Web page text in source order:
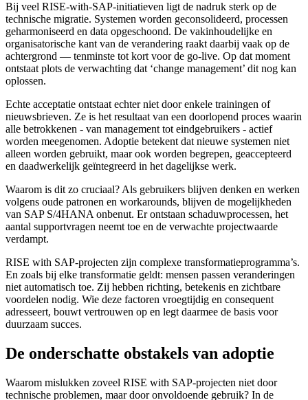
Bij veel RISE-with-SAP-initiatieven ligt de nadruk sterk op de
technische migratie. Systemen worden geconsolideerd, processen
geharmoniseerd en data opgeschoond. De vakinhoudelijke en
organisatorische kant van de verandering raakt daarbij vaak op de
achtergrond — tenminste tot kort voor de go-live. Op dat moment
ontstaat plots de verwachting dat ‘change management’ dit nog kan
oplossen.
Echte acceptatie ontstaat echter niet door enkele trainingen of
nieuwsbrieven. Ze is het resultaat van een doorlopend proces waarin
alle betrokkenen - van management tot eindgebruikers - actief
worden meegenomen. Adoptie betekent dat nieuwe systemen niet
alleen worden gebruikt, maar ook worden begrepen, geaccepteerd
en daadwerkelijk geïntegreerd in het dagelijkse werk.
Waarom is dit zo cruciaal? Als gebruikers blijven denken en werken
volgens oude patronen en workarounds, blijven de mogelijkheden
van SAP S/4HANA onbenut. Er ontstaan schaduwprocessen, het
aantal supportvragen neemt toe en de verwachte projectwaarde
verdampt.
RISE with SAP-projecten zijn complexe transformatieprogramma’s.
En zoals bij elke transformatie geldt: mensen passen veranderingen
niet automatisch toe. Zij hebben richting, betekenis en zichtbare
voordelen nodig. Wie deze factoren vroegtijdig en consequent
adresseert, bouwt vertrouwen op en legt daarmee de basis voor
duurzaam succes.
De onderschatte obstakels van adoptie
Waarom mislukken zoveel RISE with SAP-projecten niet door
technische problemen, maar door onvoldoende gebruik? In de